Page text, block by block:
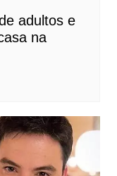
adultos e
na